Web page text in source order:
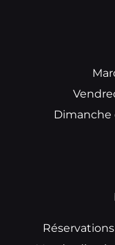
Dimanche